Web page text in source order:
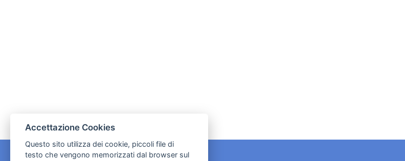
Accettazione Cookies
Questo sito utilizza dei cookie, piccoli file di
testo che vengono memorizzati dal browser sul